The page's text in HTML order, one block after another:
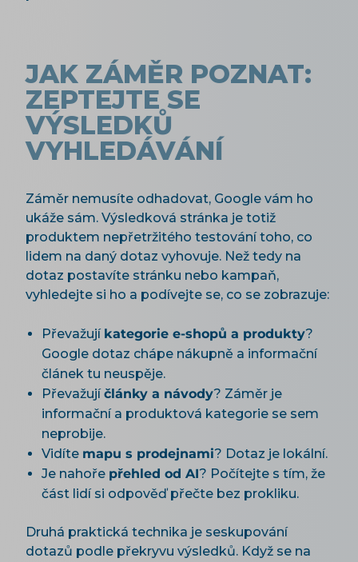
JAK ZÁMĚR POZNAT:
ZEPTEJTE SE
VÝSLEDKŮ
VYHLEDÁVÁNÍ
Záměr nemusíte odhadovat, Google vám ho
ukáže sám. Výsledková stránka je totiž
produktem nepřetržitého testování toho, co
lidem na daný dotaz vyhovuje. Než tedy na
dotaz postavíte stránku nebo kampaň,
vyhledejte si ho a podívejte se, co se zobrazuje:
Převažují kategorie e-shopů a produkty?
Google dotaz chápe nákupně a informační
článek tu neuspěje.
Převažujíčlánky a návody? Záměr je
informační a produktová kategorie se sem
neprobije.
Vidíte mapu s prodejnami? Dotaz je lokální.
Je nahoře přehled od AI? Počítejte s tím, že
část lidí si odpověď přečte bez prokliku.
Druhá praktická technika je seskupování
dotazů podle překryvu výsledků. Když se na